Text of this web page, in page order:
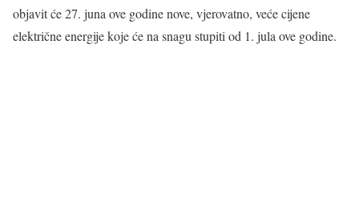
objavit će 27. juna ove godine nove, vjerovatno, veće cijene
električne energije koje će na snagu stupiti od 1. jula ove godine.